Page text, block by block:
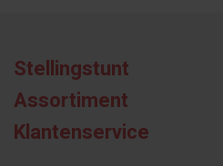
Stellingstunt
Assortiment
Klantenservice